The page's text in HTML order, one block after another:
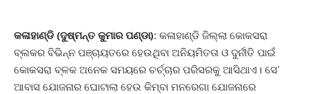
କଳାହାଣ୍ଡି (ଦୁଷ୍ମନ୍ତ କୁମାର ପଣ୍ଡା): କଳାହାଣ୍ଡି ଜିଲ୍ଲା କୋକସରା
ବ୍ଲକର ବିଭିନ୍ନ ପଞ୍ଚାୟତରେ ହେଉଥିବା ଅନିୟମିତତା ଓ ଦୁର୍ନୀତି ପାଇଁ
କୋକସରା ବ୍ଳକ ଅନେକ ସମୟରେ ଚର୍ଚ୍ଚାର ପରିସରକୁ ଆସିଥାଏ। ସେ’
ଆବାସ ଯୋଜନାର ଘୋଟାଲା ହେଉ କିମ୍ବା ମନରେଗା ଯୋଜନାରେ